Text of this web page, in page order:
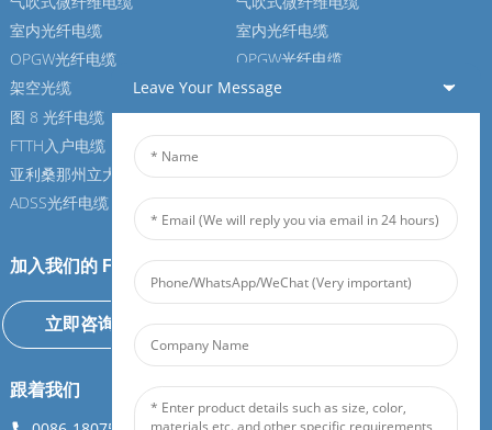
室内光纤电缆
OPGW光纤电缆
架空光缆
图 8 光纤电缆
FTTH入户电缆
亚利桑那州立大学光纤电缆
ADSS光纤电缆
室内光纤电缆
OPGW光纤电缆
架空光缆
图 8 光纤电缆
亚利桑那州立大学光纤电缆
ADSS光纤电缆
加入我们的 Feiboer
立即咨询
跟着我们
Leave Your Message